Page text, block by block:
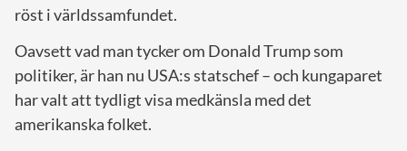
röst i världssamfundet.
Oavsett vad man tycker om Donald Trump som
politiker, är han nu USA:s statschef – och kungaparet
har valt att tydligt visa medkänsla med det
amerikanska folket.